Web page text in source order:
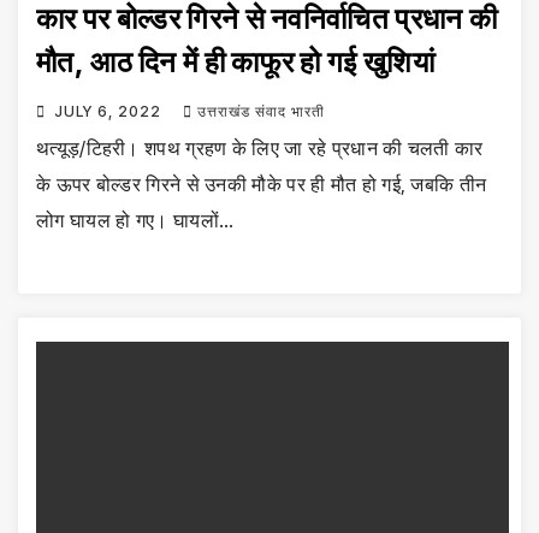
कार पर बोल्डर गिरने से नवनिर्वाचित प्रधान की
मौत, आठ दिन में ही काफूर हो गई खुशियां
JULY 6, 2022 उत्तराखंड संवाद भारती
थत्यूड़/टिहरी। शपथ ग्रहण के लिए जा रहे प्रधान की चलती कार
के ऊपर बोल्डर गिरने से उनकी मौके पर ही मौत हो गई, जबकि तीन
लोग घायल हो गए। घायलों…